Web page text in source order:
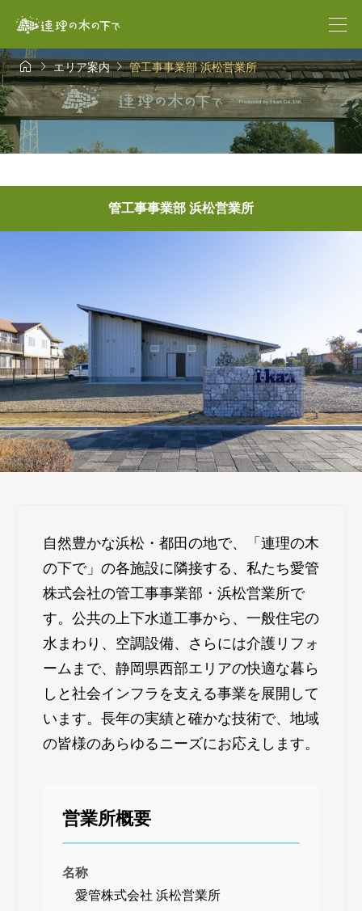
エリア案内管工事事業部 浜松営業所
管工事事業部 浜松営業所
自然豊かな浜松・都田の地で、「連理の木
の下で」の各施設に隣接する、私たち愛管
株式会社の管工事事業部・浜松営業所で
す。公共の上下水道工事から、一般住宅の
水まわり、空調設備、さらには介護リフォ
ームまで、静岡県西部エリアの快適な暮ら
しと社会インフラを支える事業を展開して
います。長年の実績と確かな技術で、地域
の皆様のあらゆるニーズにお応えします。
営業所概要
名称
愛管株式会社 浜松営業所